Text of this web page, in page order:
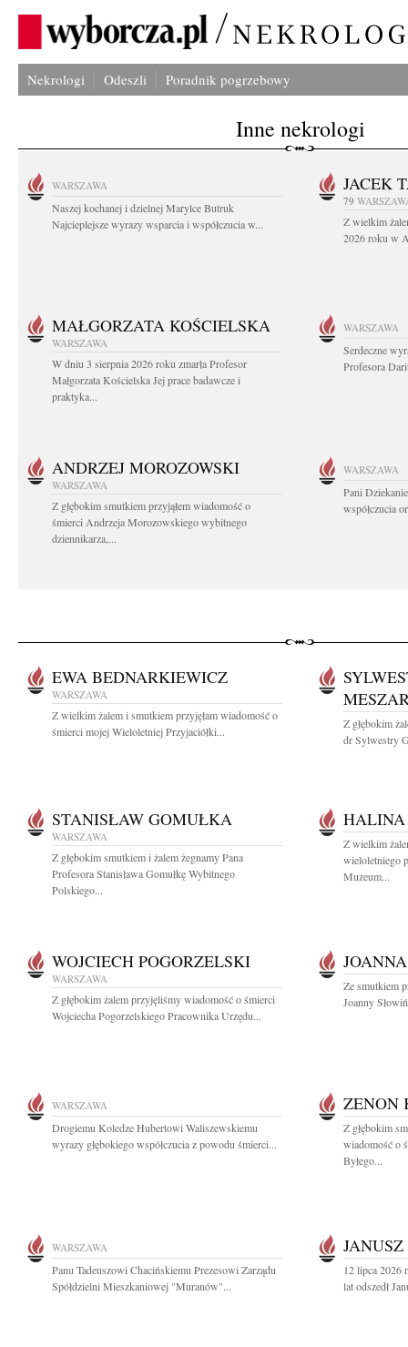
Nekrologi Odeszli Poradnik pogrzebowy
Inne nekrologi
WARSZAWA
Naszej kochanej i dzielnej Marylce Butruk
Najcieplejsze wyrazy wsparcia i współczucia w...
JACEK
79
Z wielkim
2026 roku w
MAŁGORZATA KOŚCIELSKA
WARSZAWA
W dniu 3 sierpnia 2026 roku zmarła Profesor
Małgorzata Kościelska Jej prace badawcze i
praktyka...
WARSZAWA
Serdeczne
Profesora
ANDRZEJ MOROZOWSKI
WARSZAWA
Z głębokim smutkiem przyjąłem wiadomość o
śmierci Andrzeja Morozowskiego wybitnego
dziennikarza,...
WARSZAWA
Pani
współczucia
EWA BEDNARKIEWICZ
WARSZAWA
Z wielkim żalem i smutkiem przyjęłam wiadomość o
śmierci mojej Wieloletniej Przyjaciółki...
Z głębokim
dr Sylwestry
STANISŁAW GOMUŁKA
WARSZAWA
Z głębokim smutkiem i żalem żegnamy Pana
Profesora Stanisława Gomułkę Wybitnego
Polskiego...
HALINA
Z wielkim
wieloletniego
Muzeum...
WOJCIECH POGORZELSKI
WARSZAWA
Z głębokim żalem przyjęliśmy wiadomość o śmierci
Wojciecha Pogorzelskiego Pracownika Urzędu...
Ze smutkiem
Joanny
WARSZAWA
Drogiemu Koledze Hubertowi Waliszewskiemu
wyrazy głębokiego współczucia z powodu śmierci...
ZENON
Z głębokim
wiadomość o
Byłego...
WARSZAWA
Panu Tadeuszowi Chacińskiemu Prezesowi Zarządu
Spółdzielni Mieszkaniowej "Muranów"...
12 lipca 2026
lat odszedł